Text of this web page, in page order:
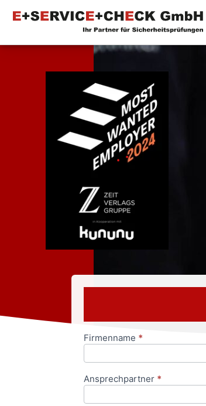
Anfrageformular
Firmenname *
Ansprechpartner *